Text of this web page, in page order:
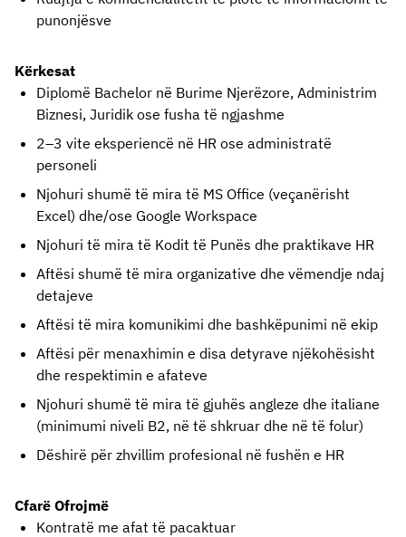
punonjësve
Kërkesat
Diplomë Bachelor në Burime Njerëzore, Administrim
Biznesi, Juridik ose fusha të ngjashme
2–3 vite eksperiencë në HR ose administratë
personeli
Njohuri shumë të mira të MS Office (veçanërisht
Excel) dhe/ose Google Workspace
Njohuri të mira të Kodit të Punës dhe praktikave HR
Aftësi shumë të mira organizative dhe vëmendje ndaj
detajeve
Aftësi të mira komunikimi dhe bashkëpunimi në ekip
Aftësi për menaxhimin e disa detyrave njëkohësisht
dhe respektimin e afateve
Njohuri shumë të mira të gjuhës angleze dhe italiane
(minimumi niveli B2, në të shkruar dhe në të folur)
Dëshirë për zhvillim profesional në fushën e HR
Cfarë Ofrojmë
Kontratë me afat të pacaktuar